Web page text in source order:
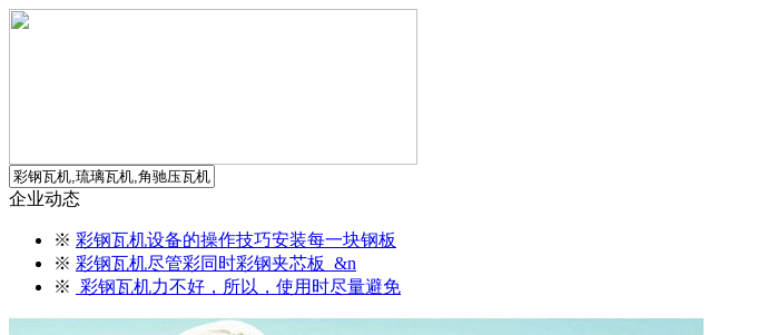
企业动态
※ 彩钢瓦机设备的操作技巧安装每一块钢板
※ 彩钢瓦机尽管彩同时彩钢夹芯板 &n
※ 彩钢瓦机力不好，所以，使用时尽量避免